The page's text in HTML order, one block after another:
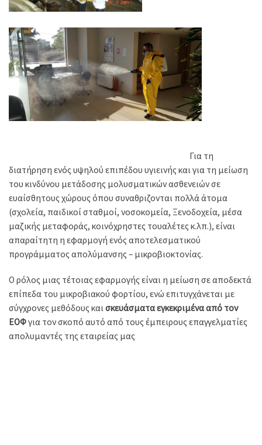
Για τη
διατήρηση ενός υψηλού επιπέδου υγιεινής και για τη μείωση
του κινδύνου μετάδοσης μολυσματικών ασθενειών σε
ευαίσθητους χώρους όπου συναθριζονται πολλά άτομα
(σχολεία, παιδικοί σταθμοί, νοσοκομεία, Ξενοδοχεία, μέσα
μαζικής μεταφοράς, κοινόχρηστες τουαλέτες κ.λπ.), είναι
απαραίτητη η εφαρμογή ενός αποτελεσματικού
προγράμματος απολύμανσης – μικροβιοκτονίας.
Ο ρόλος μιας τέτοιας εφαρμογής είναι η μείωση σε αποδεκτά
επίπεδα του μικροβιακού φορτίου, ενώ επιτυγχάνεται με
σύγχρονες μεθόδους και σκευάσματα εγκεκριμένα από τον
ΕΟΦγια τον σκοπό αυτό από τους έμπειρους επαγγελματίες
απολυμαντές της εταιρείας μας